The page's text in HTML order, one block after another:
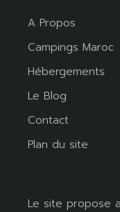
A Propos
Campings Maroc
Hébergements
Le Blog
Contact
Plan du site
Le site propose